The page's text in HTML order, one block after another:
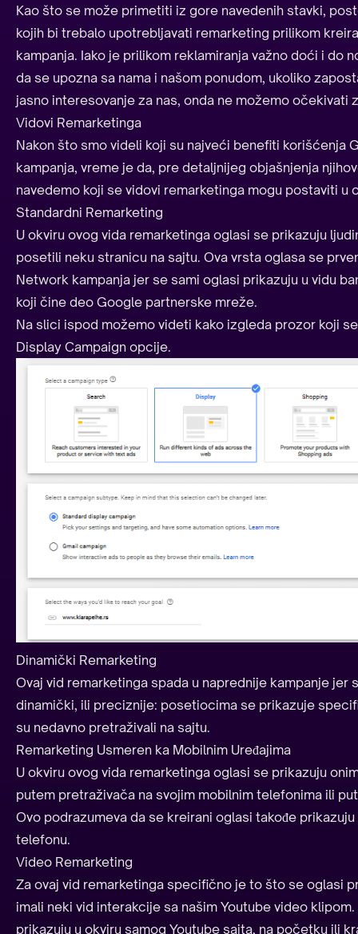
Kao što se može primetiti iz gore navedenih stavki,
kojih bi trebalo upotrebljavati remarketing prilikom
kampanja. Iako je prilikom reklamiranja važno doći i do
da se upozna sa nama i našom ponudom, ukoliko
jasno interesovanje za nas, onda ne možemo očekivati
Vidovi Remarketinga
Nakon što smo videli koji su najveći benefiti korišćenja
kampanja, vreme je da, pre detaljnijeg objašnjenja
navedemo koji se vidovi remarketinga mogu postaviti u
Standardni Remarketing
U okviru ovog vida remarketinga oglasi se prikazuju
posetili neku stranicu na sajtu. Ova vrsta oglasa se
Network kampanja jer se sami oglasi prikazuju u vidu
koji čine deo Google partnerske mreže.
Na slici ispod možemo videti kako izgleda prozor koji
Display Campaign opcije.
Dinamički Remarketing
Ovaj vid remarketinga spada u naprednije kampanje jer
dinamički, ili preciznije: posetiocima se prikazuje
su nedavno pretraživali na sajtu.
Remarketing Usmeren ka Mobilnim Uređajima
U okviru ovog vida remarketinga oglasi se prikazuju
putem pretraživača na svojim mobilnim telefonima ili
Ovo podrazumeva da se kreirani oglasi takođe
telefonu.
Video Remarketing
Za ovaj vid remarketinga specifično je to što se oglasi
imali neki vid interakcije sa našim Youtube video
prikazuju u okviru samog Youtube sajta, na početku ili